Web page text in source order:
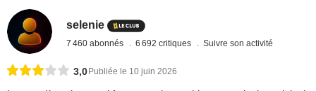
selenie
7 460 abonnés 6 692 critiques Suivre son activité
3,0 Publiée le 10 juin 2026